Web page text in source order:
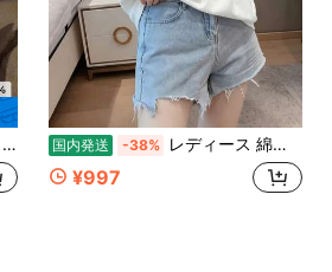
国内発送 -38% レディース 綿素材 プリント柄 半袖 T シャツ クルーネック カジュアル 柔らか肌触り 通気性良好 夏新作 普段着 通勤着 おしゃれデイリーカジュアルトップス
¥997